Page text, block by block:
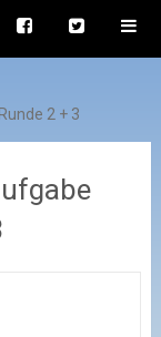
2 + 3